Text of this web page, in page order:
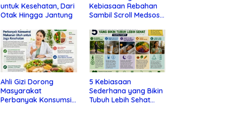
untuk Kesehatan, Dari
Otak Hingga Jantung
Kebiasaan Rebahan
Sambil Scroll Medsos
Depresi
Ahli Gizi Dorong
Masyarakat
Perbanyak Konsumsi
5 Kebiasaan
Sederhana yang Bikin
Tubuh Lebih Sehat